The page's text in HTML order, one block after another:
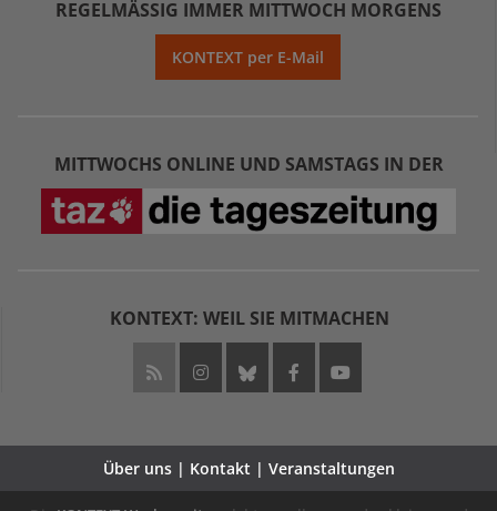
REGELMÄSSIG IMMER MITTWOCH MORGENS
KONTEXT per E-Mail
MITTWOCHS ONLINE UND SAMSTAGS IN DER
KONTEXT: WEIL SIE MITMACHEN
Über uns | Kontakt | Veranstaltungen